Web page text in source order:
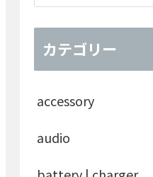
カテゴリー
accessory
audio